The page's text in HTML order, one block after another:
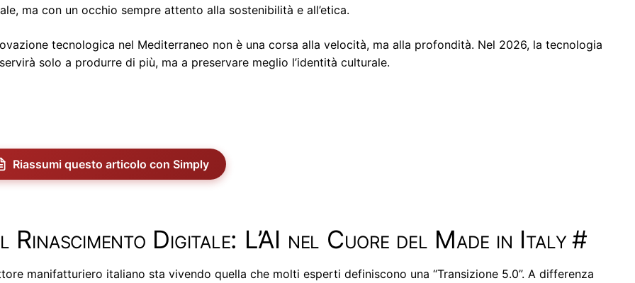
ma con un occhio sempre attento alla sostenibilità e all’etica.
tecnologica nel Mediterraneo non è una corsa alla velocità, ma alla profondità. Nel 2026, la tecnologia
solo a produrre di più, ma a preservare meglio l’identità culturale.
Riassumi questo articolo con Simply
Rinascimento Digitale: L’AI nel Cuore del Made in Italy#
manifatturiero italiano sta vivendo quella che molti esperti definiscono una “Transizione 5.0”. A differenza